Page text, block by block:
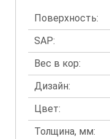
Поверхность:
SAP:
Вес в кор:
Дизайн:
Цвет:
Толщина, мм: